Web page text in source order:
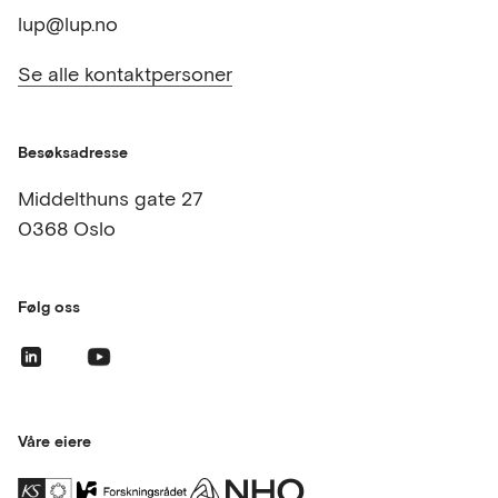
lup@lup.no
Se alle kontaktpersoner
Besøksadresse
Middelthuns gate 27
0368 Oslo
Følg oss
Våre eiere